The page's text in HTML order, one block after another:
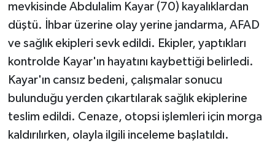
mevkisinde Abdulalim Kayar (70) kayalıklardan
düştü. İhbar üzerine olay yerine jandarma, AFAD
ve sağlık ekipleri sevk edildi. Ekipler, yaptıkları
kontrolde Kayar'ın hayatını kaybettiği belirledi.
Kayar'ın cansız bedeni, çalışmalar sonucu
bulunduğu yerden çıkartılarak sağlık ekiplerine
teslim edildi. Cenaze, otopsi işlemleri için morga
kaldırılırken, olayla ilgili inceleme başlatıldı.